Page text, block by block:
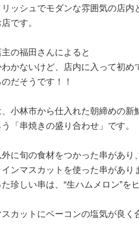
ッシュでモダンな雰囲気の店内
です。
の福田さんによると
わかないけど、店内に入って初
だそうです！！
小林市から仕入れた朝締めの新
「串焼きの盛り合わせ」です。
に旬の食材をつかった串があり、
ンマスカットを使った串があり
珍しい串は、“生ハムメロン”を
カットにベーコンの塩気が良く